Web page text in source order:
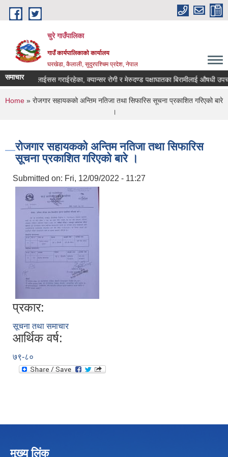
Skip to main content
चुरे गाउँपालिका
गाउँ कार्यपालिकाको कार्यालय
घरखेडा, कैलाली, सुदुरपश्चिम प्रदेश, नेपाल
समाचारडायलाईसस गराईरहेका, क्यान्सर रोगी र मेरुदण्ड पक्षाघातका बिरामीलाई औषधी
You are here
Home » रोजगार सहायकको अन्तिम नतिजा तथा सिफारिस सूचना प्रकाशित गरिएको बारे
।
रोजगार सहायकको अन्तिम नतिजा तथा सिफारिस
सूचना प्रकाशित गरिएको बारे ।
Submitted on: Fri, 12/09/2022 - 11:27
प्रकार:
सूचना तथा समाचार
आर्थिक वर्ष:
७९-८०
मुख्य लिंक